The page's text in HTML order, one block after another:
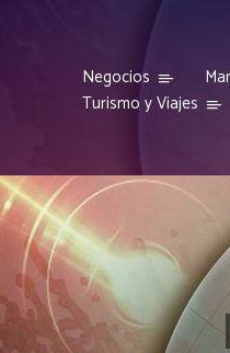
Negocios
Turismo y Viajes